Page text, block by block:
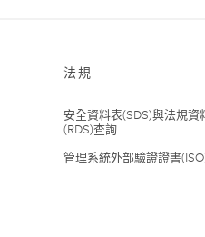
法規
安全資料表(SDS)與法規資
(RDS)查詢
管理系統外部驗證證書